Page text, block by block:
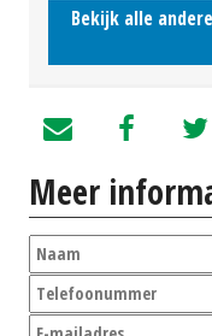
Bekijk alle
Meer